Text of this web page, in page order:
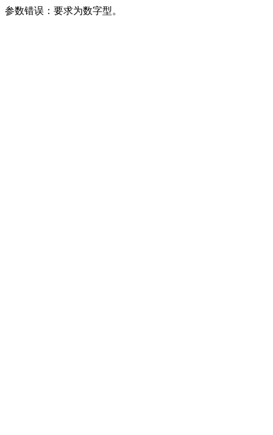
参数错误：要求为数字型。